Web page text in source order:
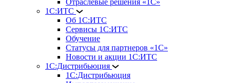
Отраслевые решения «1С»
1С:ИТС
Об 1С:ИТС
Сервисы 1С:ИТС
Обучение
Статусы для партнеров «1С»
Новости и акции 1С:ИТС
1С:Дистрибьюция
1С:Дистрибьюция